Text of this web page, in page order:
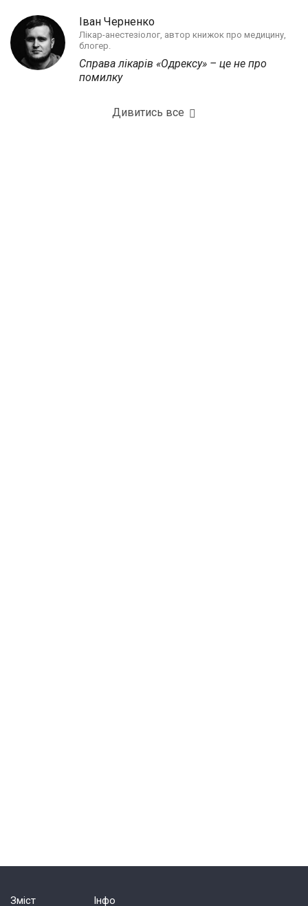
Іван Черненко
Лікар-анестезіолог, автор книжок про медицину,
блогер.
Справа лікарів «Одрексу» – це не про
помилку
Дивитись все
Зміст Інфо